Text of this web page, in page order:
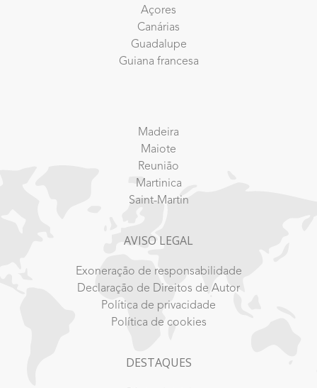
Açores
Canárias
Guadalupe
Guiana francesa
Madeira
Maiote
Reunião
Martinica
Saint-Martin
AVISO LEGAL
Exoneração de responsabilidade
Declaração de Direitos de Autor
Política de privacidade
Política de cookies
DESTAQUES